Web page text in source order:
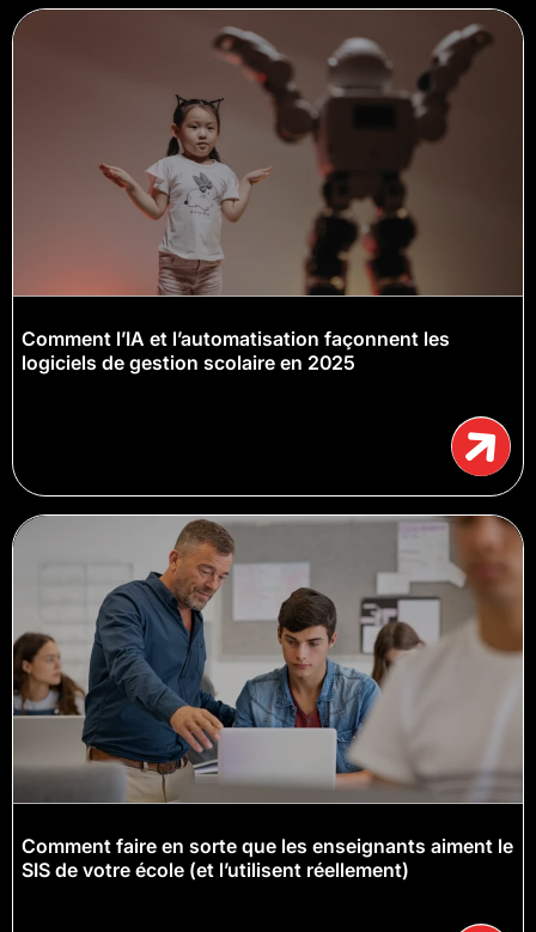
Comment l’IA et l’automatisation façonnent les
logiciels de gestion scolaire en 2025
Comment faire en sorte que les enseignants aiment le
SIS de votre école (et l’utilisent réellement)